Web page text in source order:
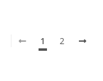
1 2